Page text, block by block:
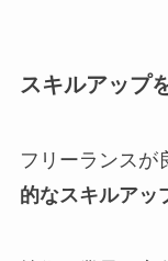
スキルアップ
フリーランスが
的なスキルアッ